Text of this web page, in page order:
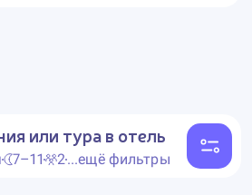
или тура в отель
7–11 2...ещё фильтры